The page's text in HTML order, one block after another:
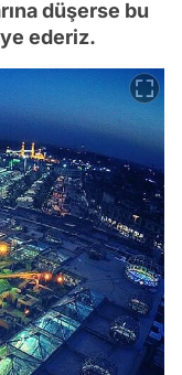
düşerse bu
ederiz.